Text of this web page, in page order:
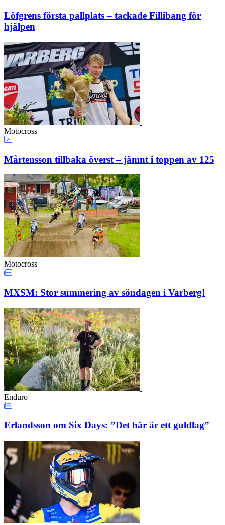
Löfgrens första pallplats – tackade Fillibang för
hjälpen
Motocross
Mårtensson tillbaka överst – jämnt i toppen av 125
Motocross
MXSM: Stor summering av söndagen i Varberg!
Enduro
Erlandsson om Six Days: ”Det här är ett guldlag”